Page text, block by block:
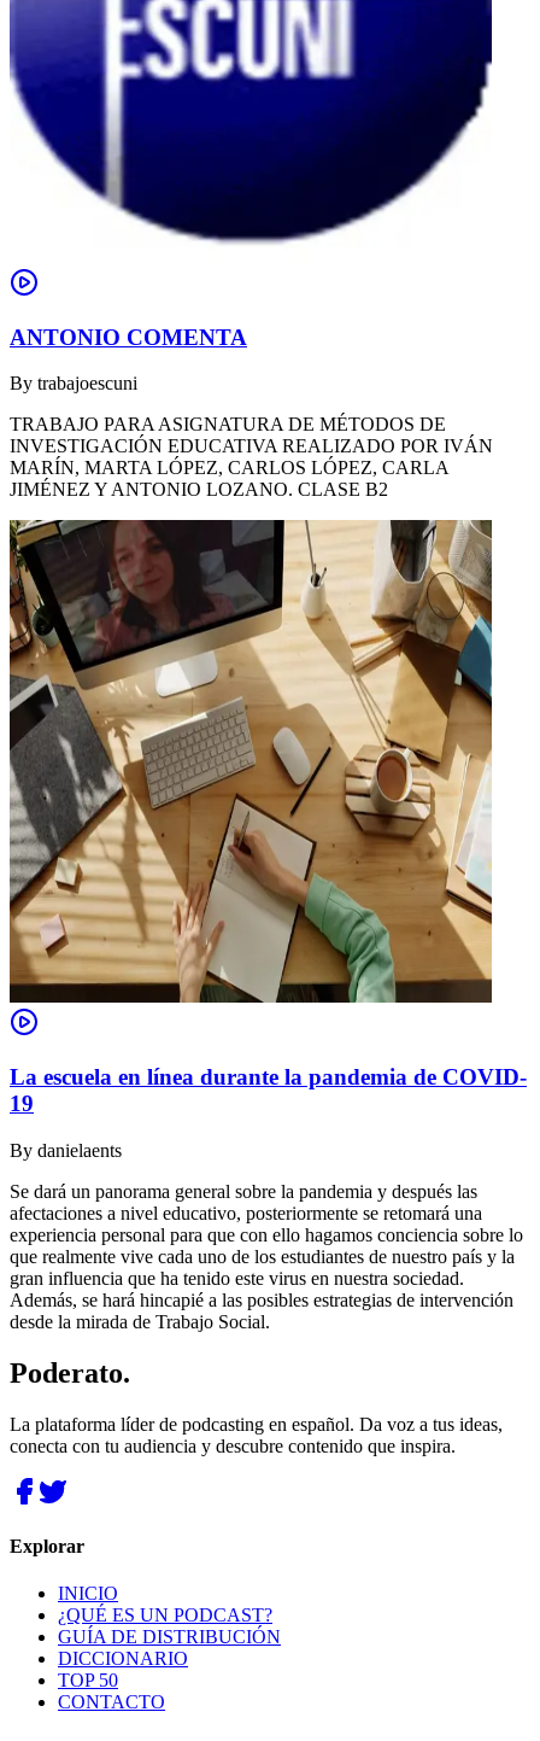
ANTONIO COMENTA
By trabajoescuni
TRABAJO PARA ASIGNATURA DE MÉTODOS DE
INVESTIGACIÓN EDUCATIVA REALIZADO POR IVÁN
MARÍN, MARTA LÓPEZ, CARLOS LÓPEZ, CARLA
JIMÉNEZ Y ANTONIO LOZANO. CLASE B2
La escuela en línea durante la pandemia de COVID-
19
By danielaents
Se dará un panorama general sobre la pandemia y después las
afectaciones a nivel educativo, posteriormente se retomará una
experiencia personal para que con ello hagamos conciencia sobre lo
que realmente vive cada uno de los estudiantes de nuestro país y la
gran influencia que ha tenido este virus en nuestra sociedad.
Además, se hará hincapié a las posibles estrategias de intervención
desde la mirada de Trabajo Social.
Poderato.
La plataforma líder de podcasting en español. Da voz a tus ideas,
conecta con tu audiencia y descubre contenido que inspira.
Explorar
INICIO
¿QUÉ ES UN PODCAST?
GUÍA DE DISTRIBUCIÓN
DICCIONARIO
TOP 50
CONTACTO